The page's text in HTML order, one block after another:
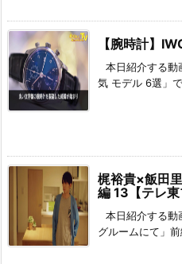
【腕時計】
本日紹介する動
気 モデル 6選」
梶裕貴×飯田
編 13【テレ東
本日紹介する動
グルームにて」